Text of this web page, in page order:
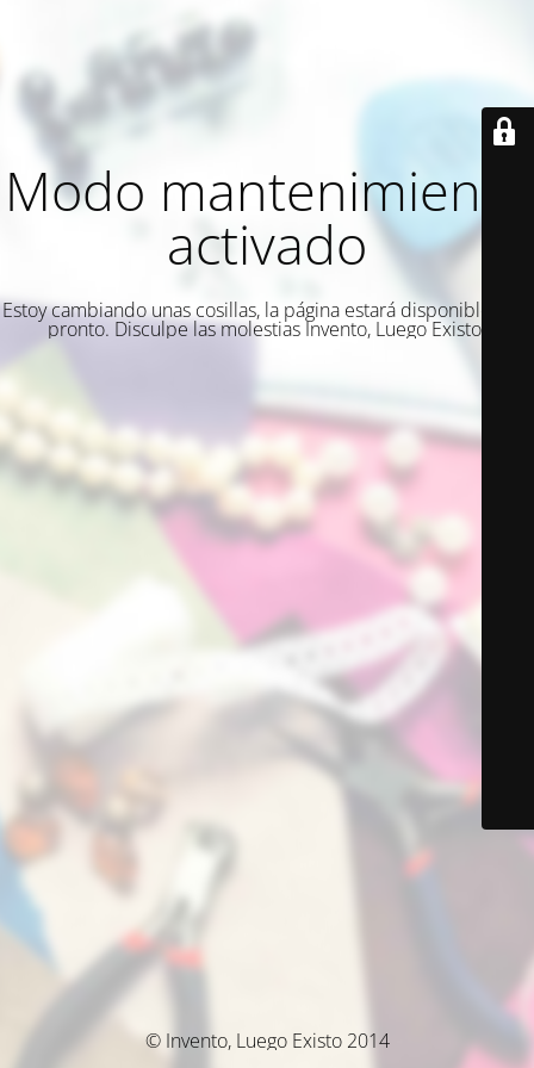
Modo mantenimiento
activado
Estoy cambiando unas cosillas, la página estará disponible muy
pronto. Disculpe las molestias Invento, Luego Existo.
© Invento, Luego Existo 2014